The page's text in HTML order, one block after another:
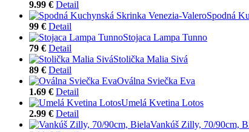
9.99 € Detail
Spodná
99 € Detail
Stojaca Lampa Tunno
79 € Detail
Stolička Malia Sivá
89 € Detail
Oválna Sviečka Eva
1.69 € Detail
Umelá Kvetina Lotos
2.99 € Detail
Vankúš Zilly, 70/90cm,